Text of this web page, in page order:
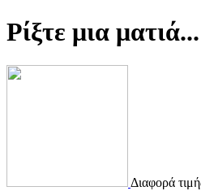
Ρίξτε μια ματιά...
Διαφορά